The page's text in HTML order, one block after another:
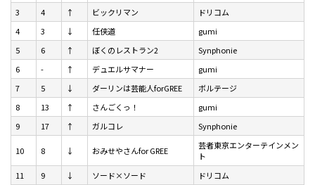
3
4 ↑ ビックリマン
ドリコム
4
3 ↓ 任侠道
gumi
5
6 ↑ ぼくのレストラン2
Synphonie
6
- ↑ デュエルサマナー
gumi
7
5 ↓ ダーリンは芸能人forGREE
ボルテージ
8
13 ↑ さんごくっ！
gumi
9
17 ↑ ガルコレ Synphonie
10 8 ↓ おみせやさんfor GREE
芸者東京エンターテインメン
ト
11
9 ↓ ソード×ソード
ドリコム